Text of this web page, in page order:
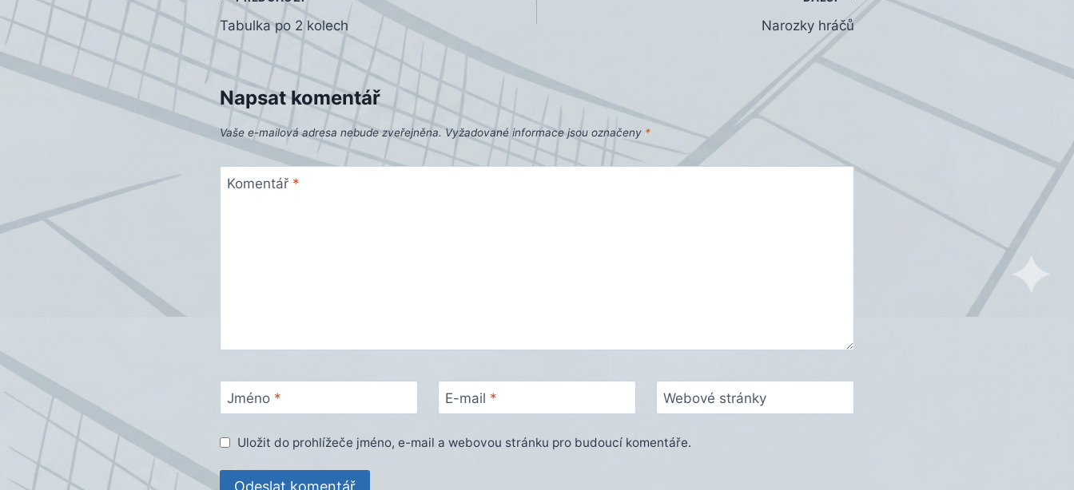
pro
příspěvek
Tabulka po 2 kolech Narozky hráčů
Napsat komentář
Vaše e-mailová adresa nebude zveřejněna. Vyžadované informace jsou označeny *
Komentář *
Jméno * E-mail * Webové stránky
Uložit do prohlížeče jméno, e-mail a webovou stránku pro budoucí komentáře.